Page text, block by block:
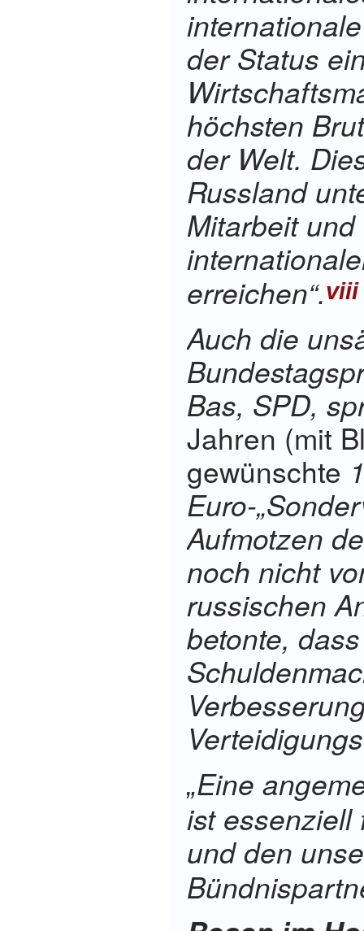
der Status
höchsten
der Welt.
Russland
Mitarbeit
erreichen“.viii
Auch die
Bas, SPD,
Jahren (mit
gewünschte
Euro-
Aufmotzen
noch nicht
russischen
betonte,
„Eine
ist essenziell
und den